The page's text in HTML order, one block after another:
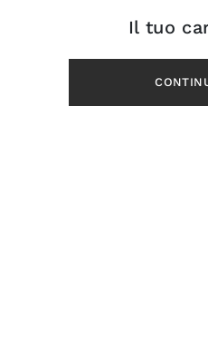
Il tuo